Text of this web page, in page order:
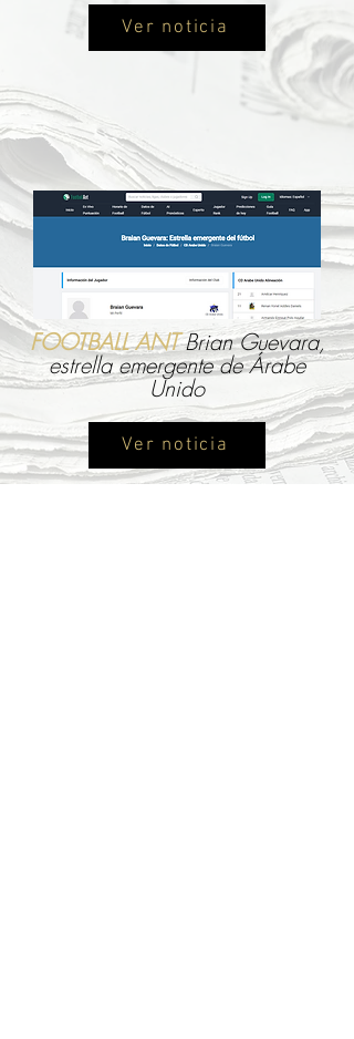
Ver noticia
FOOTBALL ANT Brian Guevara,
estrella emergente de Árabe
Unido
Ver noticia